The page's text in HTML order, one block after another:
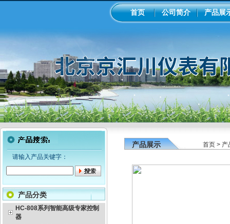
首页 公司简介 产品展
请输入产品关键字：
产品分类
HC-808系列智能高级专家控制
器
产品展示 首页> 产